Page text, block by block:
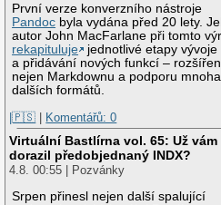
První verze konverzního nástroje
Pandoc byla vydána před 20 lety.
autor John MacFarlane při tomto
rekapituluje
jednotlivé etapy vývoje
a přidávání nových funkcí –
nejen Markdownu a podporu mnoha
dalších formátů.
|🇵🇸 | Komentářů: 0
Virtuální Bastlírna vol. 65: Už vám
dorazil předobjednaný INDX?
4.8. 00:55 | Pozvánky
Srpen přinesl nejen další spalující